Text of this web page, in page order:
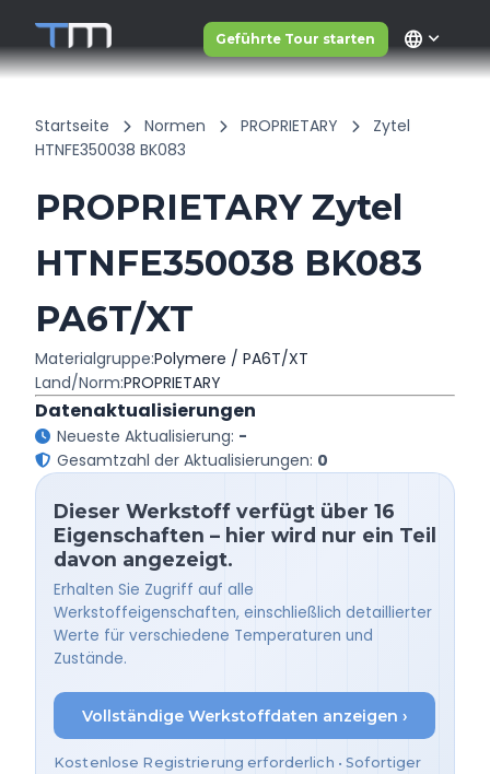
Geführte Tour starten language
Startseite Normen PROPRIETARY
Zytel
HTNFE350038 BK083
PROPRIETARY Zytel
HTNFE350038 BK083
PA6T/XT
Materialgruppe:Polymere / PA6T/XT
Land/Norm:PROPRIETARY
Datenaktualisierungen
Neueste Aktualisierung: -
Gesamtzahl der Aktualisierungen: 0
Dieser Werkstoff verfügt über 16
Eigenschaften – hier wird nur ein Teil
davon angezeigt.
Erhalten Sie Zugriff auf alle
Werkstoffeigenschaften, einschließlich detaillierter
Werte für verschiedene Temperaturen und
Zustände.
Vollständige Werkstoffdaten anzeigen ›
Kostenlose Registrierung erforderlich • Sofortiger